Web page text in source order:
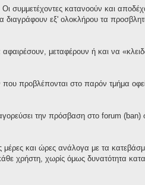
κατανοούν και
να διαγράφουν εξ' ολοκλήρου τα
αφαιρέσουν, μεταφέρουν ή και να
προβλέπονται στο παρόν τμήμα
την πρόσβαση στο forum
μέρες και ώρες ανάλογα με τα
χρήστη, χωρίς όμως δυνατότητα